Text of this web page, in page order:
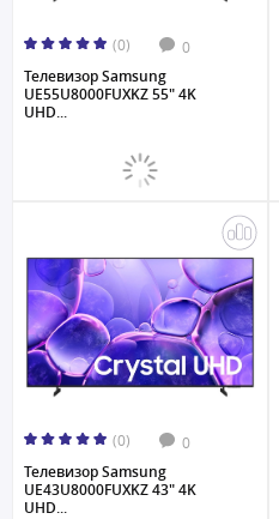
(0) 0
Телевизор Samsung
UE55U8000FUXKZ 55" 4K
UHD...
(0) 0
Телевизор Samsung
UE43U8000FUXKZ 43" 4K
UHD...